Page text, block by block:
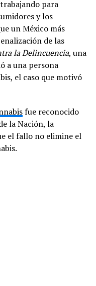
para
y los
un México más
de las
la Delincuencia, una
a una persona
el caso que motivó
fue reconocido
la Nación, la
el fallo no elimine el